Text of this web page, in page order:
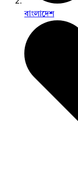
বাংলাদেশ